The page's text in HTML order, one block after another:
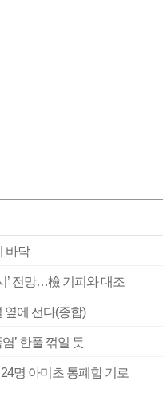
바닥
’ 전망…檢 기피와 대조
옆에 선다(종합)
’ 한풀 꺾일 듯
명 아미초 통폐합 기로